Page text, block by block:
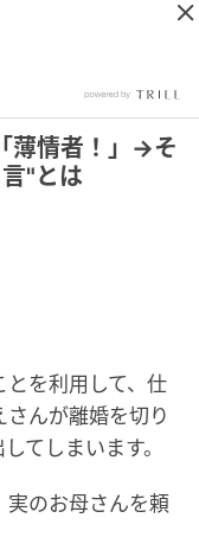
薄情者！」→そ
"とは
を利用して、仕
んが離婚を切り
てしまいます。
実のお母さんを頼